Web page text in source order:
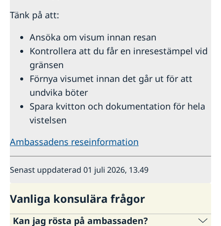
Tänk på att:
Ansöka om visum innan resan
Kontrollera att du får en inresestämpel vid
gränsen
Förnya visumet innan det går ut för att
undvika böter
Spara kvitton och dokumentation för hela
vistelsen
Ambassadens reseinformation
Senast uppdaterad 01 juli 2026, 13.49
Vanliga konsulära frågor
Kan jag rösta på ambassaden?